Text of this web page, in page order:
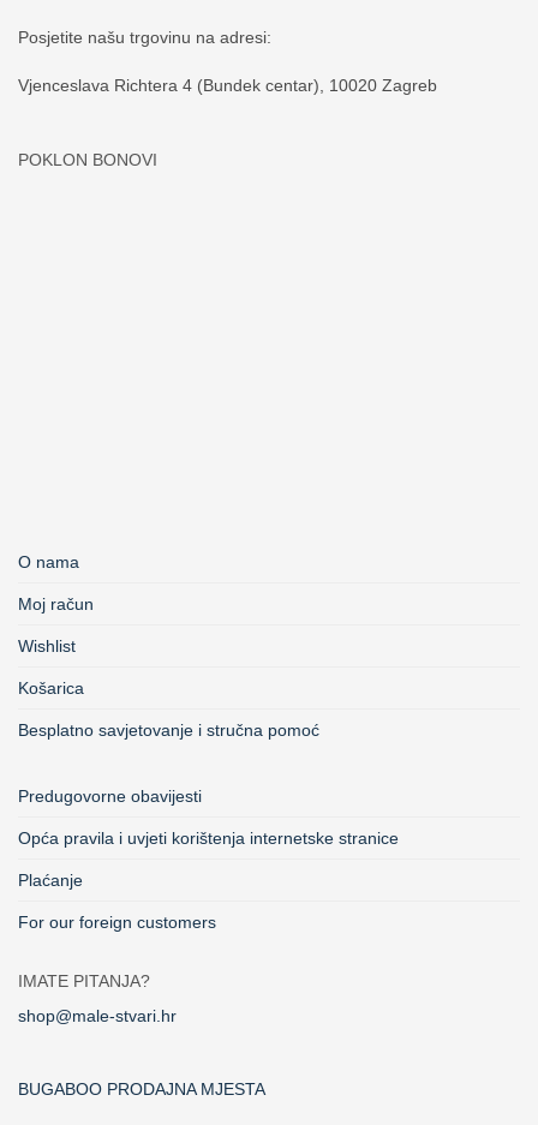
Posjetite našu trgovinu na adresi:
Vjenceslava Richtera 4 (Bundek centar), 10020 Zagreb
POKLON BONOVI
O nama
Moj račun
Wishlist
Košarica
Besplatno savjetovanje i stručna pomoć
Predugovorne obavijesti
Opća pravila i uvjeti korištenja internetske stranice
Plaćanje
For our foreign customers
IMATE PITANJA?
shop@male-stvari.hr
BUGABOO PRODAJNA MJESTA